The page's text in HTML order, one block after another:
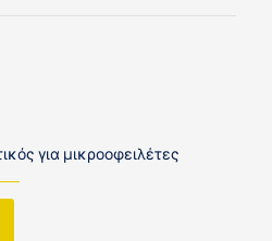
για μικροοφειλέτες